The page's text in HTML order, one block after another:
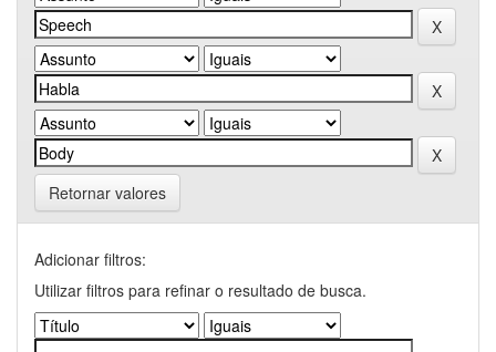
Retornar valores
Adicionar filtros:
Utilizar filtros para refinar o resultado de busca.